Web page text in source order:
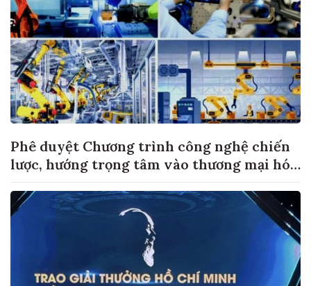
Phê duyệt Chương trình công nghệ chiến
lược, hướng trọng tâm vào thương mại hóa